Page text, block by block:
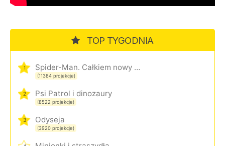
TOP TYGODNIA
1 Spider-Man. Całkiem nowy dzień
(11384 projekcje)
2 Psi Patrol i dinozaury
(8522 projekcje)
3 Odyseja
(3920 projekcje)